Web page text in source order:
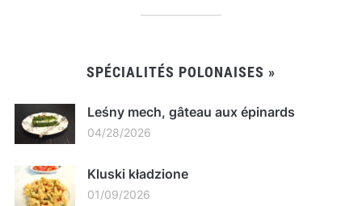
SPÉCIALITÉS POLONAISES »
Leśny mech, gâteau aux épinards
04/28/2026
Kluski kładzione
01/09/2026